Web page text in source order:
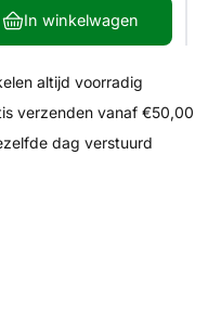
In winkelwagen
altijd voorradig
verzenden vanaf €50,00
dag verstuurd